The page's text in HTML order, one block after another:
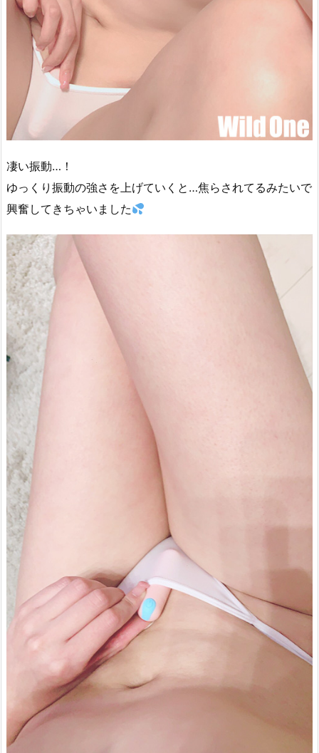
凄い振動…！
ゆっくり振動の強さを上げていくと…焦らされてるみたいで
興奮してきちゃいました